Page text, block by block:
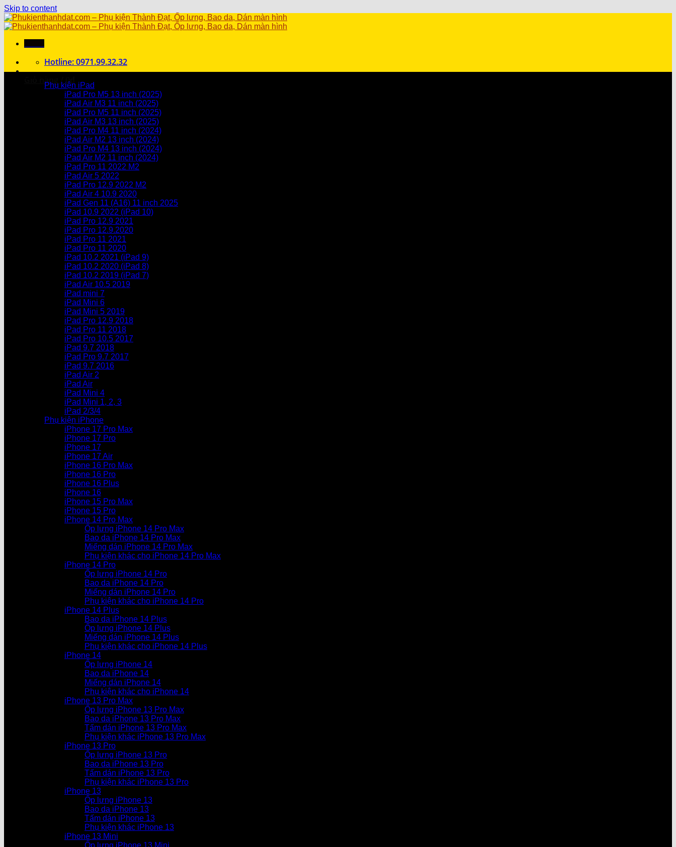
Skip to content
Hotline: 0971.99.32.32
Giỏ hàng / 0₫
Chưa có sản phẩm trong giỏ hàng.
Chưa có sản phẩm trong giỏ hàng.
Phụ kiện iPad
iPad Pro M5 13 inch (2025)
iPad Air M3 11 inch (2025)
iPad Pro M5 11 inch (2025)
iPad Air M3 13 inch (2025)
iPad Pro M4 11 inch (2024)
iPad Air M2 13 inch (2024)
iPad Pro M4 13 inch (2024)
iPad Air M2 11 inch (2024)
iPad Pro 11 2022 M2
iPad Air 5 2022
iPad Pro 12.9 2022 M2
iPad Air 4 10.9 2020
iPad Gen 11 (A16) 11 inch 2025
iPad 10.9 2022 (iPad 10)
iPad Pro 12.9 2021
iPad Pro 12.9.2020
iPad Pro 11 2021
iPad Pro 11 2020
iPad 10.2 2021 (iPad 9)
iPad 10.2 2020 (iPad 8)
iPad 10.2 2019 (iPad 7)
iPad Air 10.5 2019
iPad mini 7
iPad Mini 6
iPad Mini 5 2019
iPad Pro 12.9 2018
iPad Pro 11 2018
iPad Pro 10.5 2017
iPad 9.7 2018
iPad Pro 9.7 2017
iPad 9.7 2016
iPad Air 2
iPad Air
iPad Mini 4
iPad Mini 1, 2, 3
iPad 2/3/4
Phụ kiện iPhone
iPhone 17 Pro Max
iPhone 17 Pro
iPhone 17
iPhone 17 Air
iPhone 16 Pro Max
iPhone 16 Pro
iPhone 16 Plus
iPhone 16
iPhone 15 Pro Max
iPhone 15 Pro
iPhone 14 Pro Max
Ốp lưng iPhone 14 Pro Max
Bao da iPhone 14 Pro Max
Miếng dán iPhone 14 Pro Max
Phụ kiện khác cho iPhone 14 Pro Max
iPhone 14 Pro
Ốp lưng iPhone 14 Pro
Bao da iPhone 14 Pro
Miếng dán iPhone 14 Pro
Phụ kiện khác cho iPhone 14 Pro
iPhone 14 Plus
Bao da iPhone 14 Plus
Ốp lưng iPhone 14 Plus
Miếng dán iPhone 14 Plus
Phụ kiện khác cho iPhone 14 Plus
iPhone 14
Ốp lưng iPhone 14
Bao da iPhone 14
Miếng dán iPhone 14
Phụ kiện khác cho iPhone 14
iPhone 13 Pro Max
Ốp lưng iPhone 13 Pro Max
Bao da iPhone 13 Pro Max
Tấm dán iPhone 13 Pro Max
Phụ kiện khác iPhone 13 Pro Max
iPhone 13 Pro
Ốp lưng iPhone 13 Pro
Bao da iPhone 13 Pro
Tấm dán iPhone 13 Pro
Phụ kiện khác iPhone 13 Pro
iPhone 13
Ốp lưng iPhone 13
Bao da iPhone 13
Tấm dán iPhone 13
Phụ kiện khác iPhone 13
iPhone 13 Mini
Ốp lưng iPhone 13 Mini